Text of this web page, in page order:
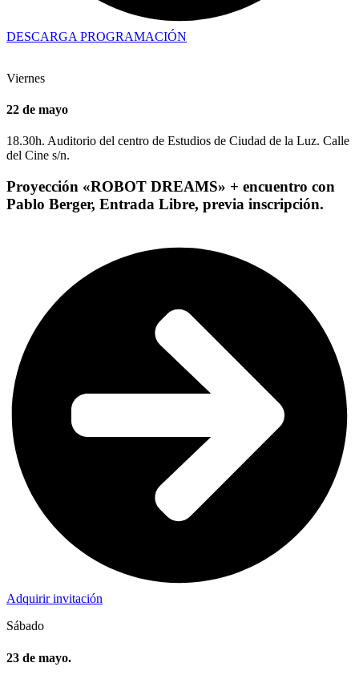
DESCARGA PROGRAMACIÓN
Viernes
22 de mayo
18.30h. Auditorio del centro de Estudios de Ciudad de la Luz. Calle
del Cine s/n.
Proyección «ROBOT DREAMS» + encuentro con
Pablo Berger, Entrada Libre, previa inscripción.
Adquirir invitación
Sábado
23 de mayo.